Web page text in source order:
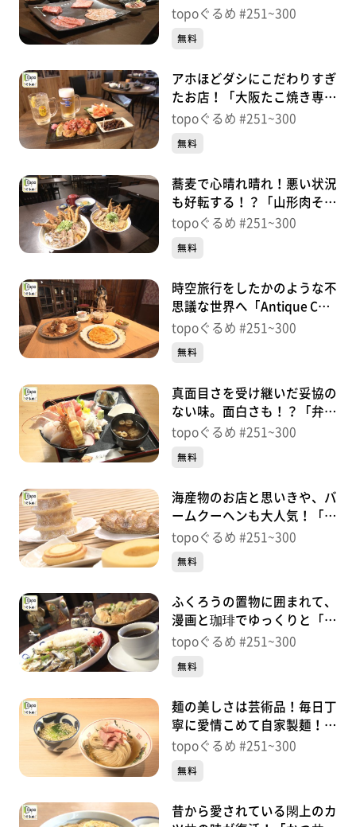
肉 星」（太白区あすと長
topoぐるめ #251~300
無料
アホほどダシにこだわりすぎ
たお店！「大阪たこ焼き専門
店 笑亭屋」（青葉区国分
topoぐるめ #251~300
無料
蕎麦で心晴れ晴れ！悪い状況
も好転する！？「山形肉そば
雨カ天晴」（青葉区春日町）
topoぐるめ #251~300
無料
時空旅行をしたかのような不
思議な世界へ「Antique Cafe
OLDTIME」（多賀城市高
topoぐるめ #251~300
無料
真面目さを受け継いだ妥協の
ない味。面白さも！？「弁慶
鮨」（南三陸町志津川五日
topoぐるめ #251~300
無料
海産物のお店と思いきや、バ
ームクーヘンも大人気！「丸
荒」（南三陸町歌津伊里前）
topoぐるめ #251~300
無料
ふくろうの置物に囲まれて、
漫画と珈琲でゆっくりと「ふ
くろうの杜」（太白区長町）
topoぐるめ #251~300
無料
麺の美しさは芸術品！毎日丁
寧に愛情こめて自家製麺！
「水原製麺」（青葉区一番
topoぐるめ #251~300
無料
昔から愛されている閖上のカ